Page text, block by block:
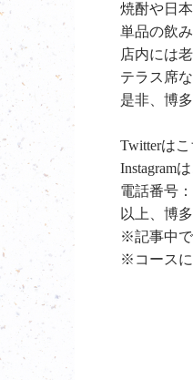
焼酎や日
単品の飲
店内には
テラス席
是非、 博
Twitterは
Instagramは
電話番号：
以上、博
※記事中で
※コースに